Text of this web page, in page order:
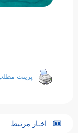
پرینت مطلب
اخبار مرتبط